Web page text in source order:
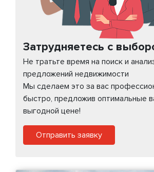
Затрудняетесь с
Не тратьте время на поиск и
предложений недвижимости
Мы сделаем это за вас
быстро, предложив оптимальные
выгодной цене!
Отправить заявку